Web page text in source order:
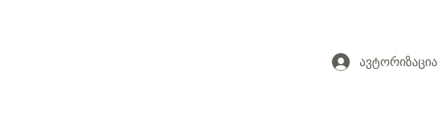
ავტორიზაცია